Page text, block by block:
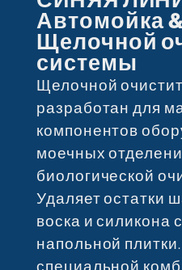
Автомойка
Щелочной
системы
Щелочной
разработан для
компонентов
моечных
биологической
Удаляет остатки
воска и силикона
напольной
специальной